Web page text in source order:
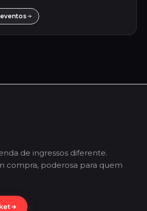
de ingressos diferente.
compra, poderosa para quem